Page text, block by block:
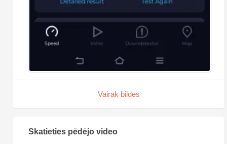
Vairāk bildes
Skatieties pēdējo video